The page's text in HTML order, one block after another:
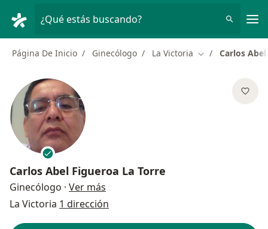
¿Qué estás buscando?
Página De Inicio Ginecólogo La Victoria Cambiar de
Carlos
Carlos Abel Figueroa La Torre
Ginecólogo · Ver más
La Victoria 1 dirección